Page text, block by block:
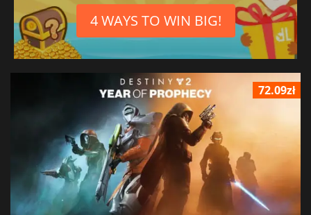
4 WAYS TO WIN BIG!
72.09zł